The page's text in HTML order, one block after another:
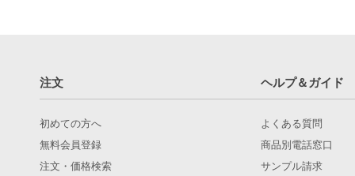
注文 ヘルプ＆ガイド
初めての方へ
無料会員登録
注文・価格検索
よくある質問
商品別電話窓口
サンプル請求